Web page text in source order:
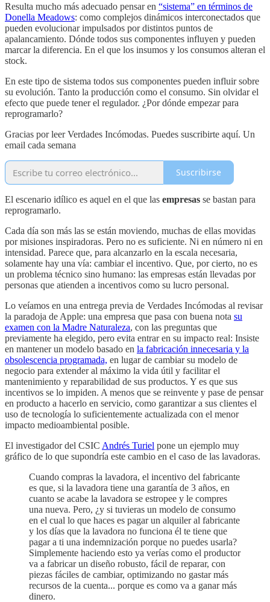
Resulta mucho más adecuado pensar en “sistema” en términos de
Donella Meadows: como complejos dinámicos interconectados que
pueden evolucionar impulsados por distintos puntos de
apalancamiento. Dónde todos sus componentes influyen y pueden
marcar la diferencia. En el que los insumos y los consumos alteran el
stock.
En este tipo de sistema todos sus componentes pueden influir sobre
su evolución. Tanto la producción como el consumo. Sin olvidar el
efecto que puede tener el regulador. ¿Por dónde empezar para
reprogramarlo?
Gracias por leer Verdades Incómodas. Puedes suscribirte aquí. Un
email cada semana
Suscribirse
El escenario idílico es aquel en el que las empresas se bastan para
reprogramarlo.
Cada día son más las se están moviendo, muchas de ellas movidas
por misiones inspiradoras. Pero no es suficiente. Ni en número ni en
intensidad. Parece que, para alcanzarlo en la escala necesaria,
solamente hay una vía: cambiar el incentivo. Que, por cierto, no es
un problema técnico sino humano: las empresas están llevadas por
personas que atienden a incentivos como su lucro personal.
Lo veíamos en una entrega previa de Verdades Incómodas al revisar
la paradoja de Apple: una empresa que pasa con buena nota su
examen con la Madre Naturaleza, con las preguntas que
previamente ha elegido, pero evita entrar en su impacto real: Insiste
en mantener un modelo basado en la fabricación innecesaria y la
obsolescencia programada, en lugar de cambiar su modelo de
negocio para extender al máximo la vida útil y facilitar el
mantenimiento y reparabilidad de sus productos. Y es que sus
incentivos se lo impiden. A menos que se reinvente y pase de pensar
en producto a hacerlo en servicio, como garantizar a sus clientes el
uso de tecnología lo suficientemente actualizada con el menor
impacto medioambiental posible.
El investigador del CSIC Andrés Turiel pone un ejemplo muy
gráfico de lo que supondría este cambio en el caso de las lavadoras.
Cuando compras la lavadora, el incentivo del fabricante
es que, si la lavadora tiene una garantía de 3 años, en
cuanto se acabe la lavadora se estropee y le compres
una nueva. Pero, ¿y si tuvieras un modelo de consumo
en el cual lo que haces es pagar un alquiler al fabricante
y los días que la lavadora no funciona él te tiene que
pagar a ti una indemnización porque no puedes usarla?
Simplemente haciendo esto ya verías como el productor
va a fabricar un diseño robusto, fácil de reparar, con
piezas fáciles de cambiar, optimizando no gastar más
recursos de la cuenta... porque es como va a ganar más
dinero.